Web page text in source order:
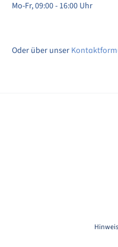
Mo-Fr, 09:00 - 16:00 Uhr
Oder über unser